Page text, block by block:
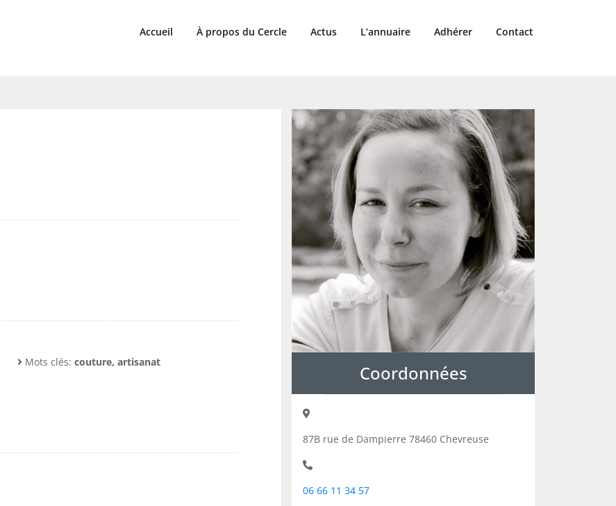
Accueil À propos du Cercle Actus L’annuaire Adhérer Contact
Mots clés: couture, artisanat Coordonnées
87B rue de Dampierre 78460 Chevreuse
06 66 11 34 57